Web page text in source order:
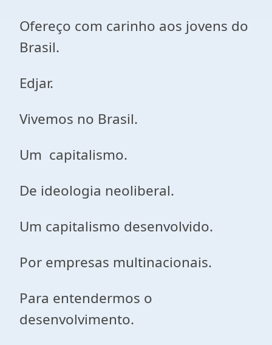
Ofereço com carinho aos jovens do
Brasil.
Edjar.
Vivemos no Brasil.
Um capitalismo.
De ideologia neoliberal.
Um capitalismo desenvolvido.
Por empresas multinacionais.
Para entendermos o
desenvolvimento.